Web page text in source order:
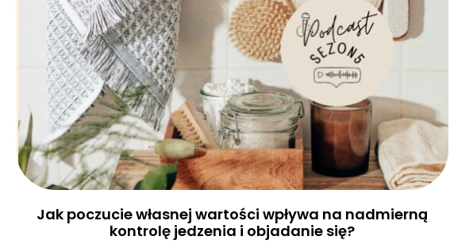
Jak poczucie własnej wartości wpływa na nadmierną
kontrolę jedzenia i objadanie się?